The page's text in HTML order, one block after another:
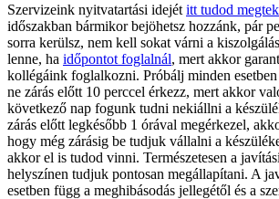
Szervizeink nyitvatartási idejét itt tudod
időszakban bármikor bejöhetsz hozzánk, pár
sorra kerülsz, nem kell sokat várni a
lenne, ha időpontot foglalnál, mert akkor
kollégáink foglalkozni. Próbálj minden
ne zárás előtt 10 perccel érkezz, mert akkor
következő nap fogunk tudni nekiállni a
zárás előtt legkésőbb 1 órával megérkezel,
hogy még zárásig be tudjuk vállalni a
akkor el is tudod vinni. Természetesen a
helyszínen tudjuk pontosan megállapítani. A
esetben függ a meghibásodás jellegétől és a